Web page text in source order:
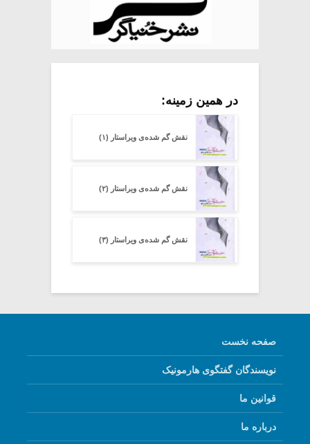
در همین زمینه:
نقش گم شده‌ی ویراستار (۱)
نقش گم شده‌ی ویراستار (۲)
نقش گم شده‌ی ویراستار (۳)
صفحه نخست
نویسندگان گفتگوی هارمونیک
قوانین ما
درباره ما